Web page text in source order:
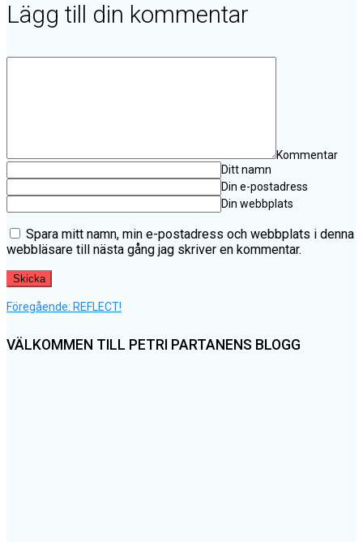
Lägg till din kommentar
Kommentar
Ditt namn
Din e-postadress
Din webbplats
Spara mitt namn, min e-postadress och webbplats i denna
webbläsare till nästa gång jag skriver en kommentar.
Inläggsnavigering
Föregående: Föregående
REFLECT!
VÄLKOMMEN TILL PETRI PARTANENS BLOGG